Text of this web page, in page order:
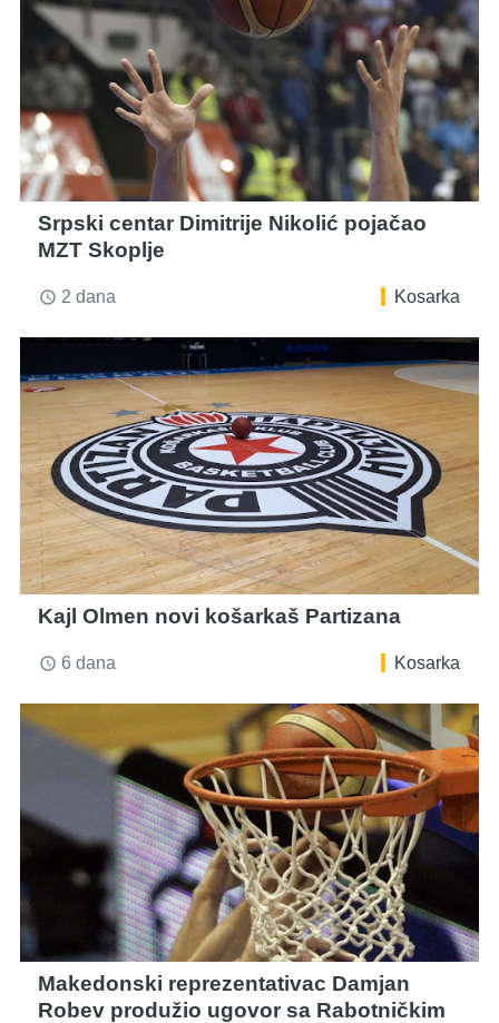
Srpski centar Dimitrije Nikolić pojačao
MZT Skoplje
access_time 2 dana Kosarka
Kajl Olmen novi košarkaš Partizana
access_time 6 dana Kosarka
Makedonski reprezentativac Damjan
Robev produžio ugovor sa Rabotničkim